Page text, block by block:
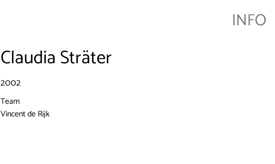
INFO
Claudia Sträter
2002
Team
Vincent de Rijk